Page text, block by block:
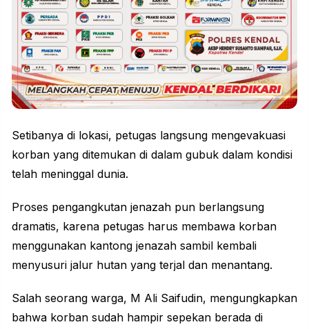
Setibanya di lokasi, petugas langsung mengevakuasi
korban yang ditemukan di dalam gubuk dalam kondisi
telah meninggal dunia.
Proses pengangkutan jenazah pun berlangsung
dramatis, karena petugas harus membawa korban
menggunakan kantong jenazah sambil kembali
menyusuri jalur hutan yang terjal dan menantang.
Salah seorang warga, M Ali Saifudin, mengungkapkan
bahwa korban sudah hampir sepekan berada di